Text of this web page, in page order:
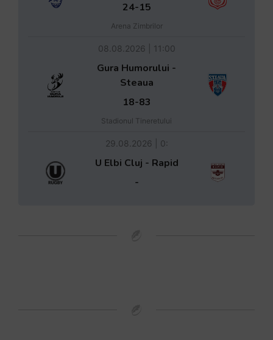
24-15
Arena Zimbrilor
08.08.2026 | 11:00
Gura Humorului -
Steaua
18-83
Stadionul Tineretului
29.08.2026 | 0:
U Elbi Cluj - Rapid
-